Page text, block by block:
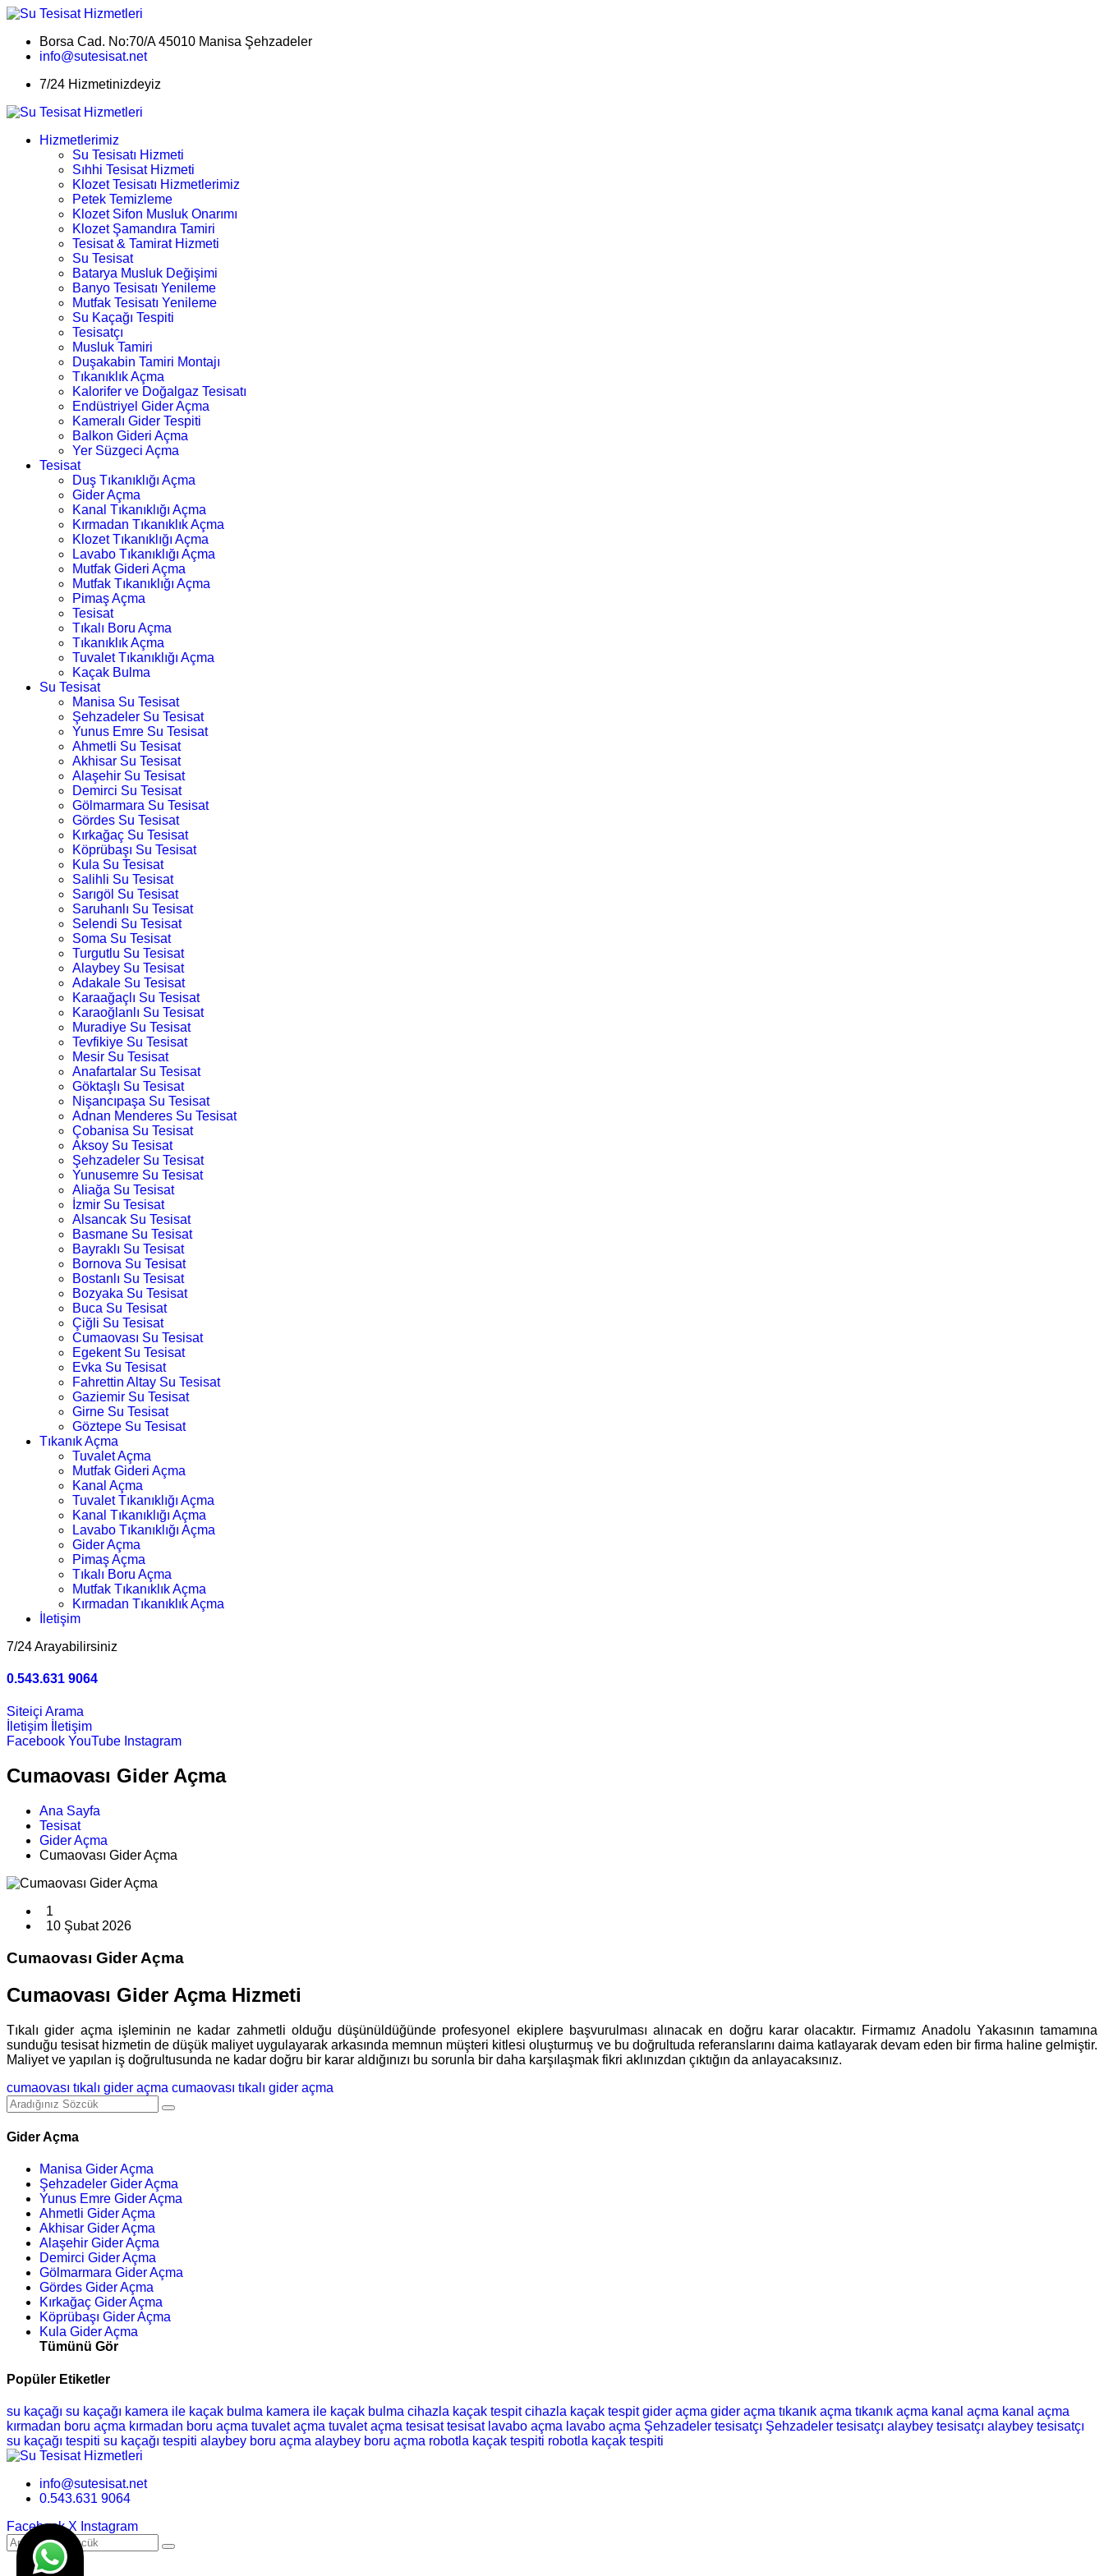
Borsa Cad. No:70/A 45010 Manisa Şehzadeler
info@sutesisat.net
7/24 Hizmetinizdeyiz
Hizmetlerimiz
Su Tesisatı Hizmeti
Sıhhi Tesisat Hizmeti
Klozet Tesisatı Hizmetlerimiz
Petek Temizleme
Klozet Sifon Musluk Onarımı
Klozet Şamandıra Tamiri
Tesisat & Tamirat Hizmeti
Su Tesisat
Batarya Musluk Değişimi
Banyo Tesisatı Yenileme
Mutfak Tesisatı Yenileme
Su Kaçağı Tespiti
Tesisatçı
Musluk Tamiri
Duşakabin Tamiri Montajı
Tıkanıklık Açma
Kalorifer ve Doğalgaz Tesisatı
Endüstriyel Gider Açma
Kameralı Gider Tespiti
Balkon Gideri Açma
Yer Süzgeci Açma
Tesisat
Duş Tıkanıklığı Açma
Gider Açma
Kanal Tıkanıklığı Açma
Kırmadan Tıkanıklık Açma
Klozet Tıkanıklığı Açma
Lavabo Tıkanıklığı Açma
Mutfak Gideri Açma
Mutfak Tıkanıklığı Açma
Pimaş Açma
Tesisat
Tıkalı Boru Açma
Tıkanıklık Açma
Tuvalet Tıkanıklığı Açma
Kaçak Bulma
Su Tesisat
Manisa Su Tesisat
Şehzadeler Su Tesisat
Yunus Emre Su Tesisat
Ahmetli Su Tesisat
Akhisar Su Tesisat
Alaşehir Su Tesisat
Demirci Su Tesisat
Gölmarmara Su Tesisat
Gördes Su Tesisat
Kırkağaç Su Tesisat
Köprübaşı Su Tesisat
Kula Su Tesisat
Salihli Su Tesisat
Sarıgöl Su Tesisat
Saruhanlı Su Tesisat
Selendi Su Tesisat
Soma Su Tesisat
Turgutlu Su Tesisat
Alaybey Su Tesisat
Adakale Su Tesisat
Karaağaçlı Su Tesisat
Karaoğlanlı Su Tesisat
Muradiye Su Tesisat
Tevfikiye Su Tesisat
Mesir Su Tesisat
Anafartalar Su Tesisat
Göktaşlı Su Tesisat
Nişancıpaşa Su Tesisat
Adnan Menderes Su Tesisat
Çobanisa Su Tesisat
Aksoy Su Tesisat
Şehzadeler Su Tesisat
Yunusemre Su Tesisat
Aliağa Su Tesisat
İzmir Su Tesisat
Alsancak Su Tesisat
Basmane Su Tesisat
Bayraklı Su Tesisat
Bornova Su Tesisat
Bostanlı Su Tesisat
Bozyaka Su Tesisat
Buca Su Tesisat
Çiğli Su Tesisat
Cumaovası Su Tesisat
Egekent Su Tesisat
Evka Su Tesisat
Fahrettin Altay Su Tesisat
Gaziemir Su Tesisat
Girne Su Tesisat
Göztepe Su Tesisat
Tıkanık Açma
Tuvalet Açma
Mutfak Gideri Açma
Kanal Açma
Tuvalet Tıkanıklığı Açma
Kanal Tıkanıklığı Açma
Lavabo Tıkanıklığı Açma
Gider Açma
Pimaş Açma
Tıkalı Boru Açma
Mutfak Tıkanıklık Açma
Kırmadan Tıkanıklık Açma
İletişim
7/24 Arayabilirsiniz
0.543.631 9064
Siteiçi Arama
İletişim
İletişim
Facebook YouTube Instagram
Cumaovası Gider Açma
Ana Sayfa
Tesisat
Gider Açma
Cumaovası Gider Açma
1
10 Şubat 2026
Cumaovası Gider Açma
Cumaovası Gider Açma Hizmeti
Tıkalı gider açma işleminin ne kadar zahmetli olduğu düşünüldüğünde profesyonel ekiplere başvurulması alınacak en doğru karar olacaktır. Firmamız Anadolu Yakasının tamamına
sunduğu tesisat hizmetin de düşük maliyet uygulayarak arkasında memnun müşteri kitlesi oluşturmuş ve bu doğrultuda referanslarını daima katlayarak devam eden bir firma haline gelmiştir.
Maliyet ve yapılan iş doğrultusunda ne kadar doğru bir karar aldığınızı bu sorunla bir daha karşılaşmak fikri aklınızdan çıktığın da anlayacaksınız.
cumaovası tıkalı gider açma cumaovası tıkalı gider açma
Gider Açma
Manisa Gider Açma
Şehzadeler Gider Açma
Yunus Emre Gider Açma
Ahmetli Gider Açma
Akhisar Gider Açma
Alaşehir Gider Açma
Demirci Gider Açma
Gölmarmara Gider Açma
Gördes Gider Açma
Kırkağaç Gider Açma
Köprübaşı Gider Açma
Kula Gider Açma
Tümünü Gör
Popüler Etiketler
su kaçağı su kaçağı kamera ile kaçak bulma kamera ile kaçak bulma cihazla kaçak tespit cihazla kaçak tespit gider açma gider açma tıkanık açma tıkanık açma kanal açma kanal açma
kırmadan boru açma kırmadan boru açma tuvalet açma tuvalet açma tesisat tesisat lavabo açma lavabo açma Şehzadeler tesisatçı Şehzadeler tesisatçı alaybey tesisatçı alaybey tesisatçı
su kaçağı tespiti su kaçağı tespiti alaybey boru açma alaybey boru açma robotla kaçak tespiti robotla kaçak tespiti
info@sutesisat.net
0.543.631 9064
Facebook X Instagram